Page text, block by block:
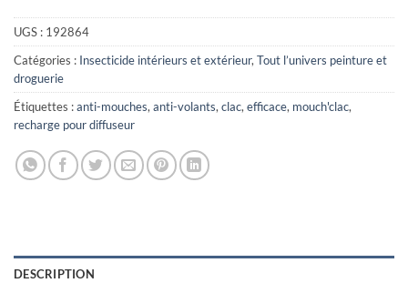
UGS : 192864
Catégories : Insecticide intérieurs et extérieur,Tout l’univers peinture et
droguerie
Étiquettes :anti-mouches,anti-volants,clac,efficace, mouch'clac,
recharge pour diffuseur
DESCRIPTION